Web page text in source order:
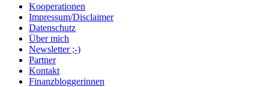
Kooperationen
Impressum/Disclaimer
Datenschutz
Über mich
Newsletter ;-)
Partner
Kontakt
Finanzbloggerinnen